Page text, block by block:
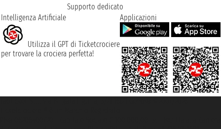
Supporto dedicato
Intelligenza Artificiale
Utilizza il GPT di Ticketcrociere
per trovare la crociera perfetta!
Applicazioni